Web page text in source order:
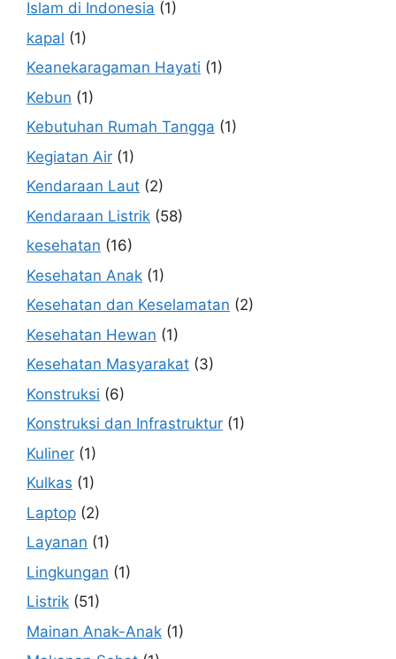
Islam di Indonesia (1)
kapal (1)
Keanekaragaman Hayati (1)
Kebun (1)
Kebutuhan Rumah Tangga (1)
Kegiatan Air (1)
Kendaraan Laut (2)
Kendaraan Listrik (58)
kesehatan (16)
Kesehatan Anak (1)
Kesehatan dan Keselamatan (2)
Kesehatan Hewan (1)
Kesehatan Masyarakat (3)
Konstruksi (6)
Konstruksi dan Infrastruktur (1)
Kuliner (1)
Kulkas (1)
Laptop (2)
Layanan (1)
Lingkungan (1)
Listrik (51)
Mainan Anak-Anak (1)